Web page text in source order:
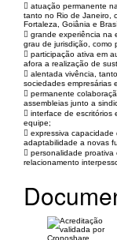
 atuação permanente
tanto no Rio de Janeiro,
Fortaleza, Goiânia e
 grande experiência na
grau de jurisdição, como
 participação ativa em
afora a realização de
 alentada vivência,
sociedades empresárias
 permanente
assembleias junto a
 interface de escritórios
equipe;
 expressiva
adaptabilidade a novas
 personalidade proativa
relacionamento